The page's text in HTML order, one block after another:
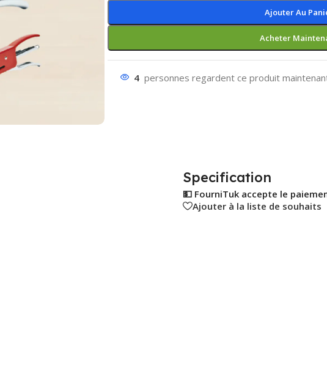
Ajouter Au
Acheter
4 personnes regardent ce produit
Specification
💵 FourniTuk accepte le
Ajouter à la liste de souhaits